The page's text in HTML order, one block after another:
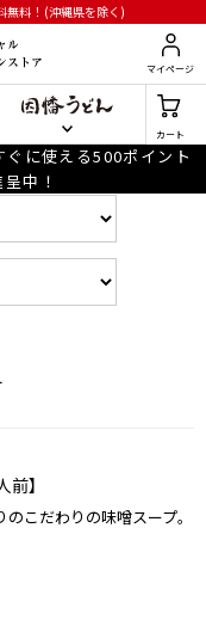
無料！(沖縄県を除く)
マイページ
カート
ぐに使える500ポイント
呈中！
】
こだわりの味噌スープ。